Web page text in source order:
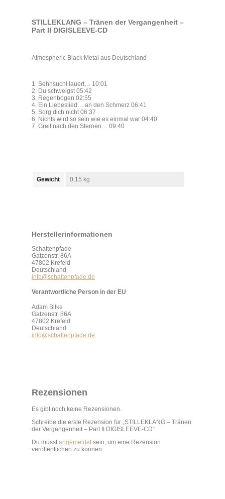
STILLEKLANG – Tr​ä​nen der Vergangenheit –
Part II DIGISLEEVE-CD
Atmospheric Black Metal aus Deutschland
1. Sehnsucht lauert… 10:01
2. Du schweigst 05:42
3. Regenbogen 02:55
4. Ein Liebeslied… an den Schmerz 06:41
5. Sorg dich nicht 06:37
6. Nichts wird so sein wie es einmal war 04:40
7. Greif nach den Sternen… 09:40
Gewicht 0,15 kg
Herstellerinformationen
Schattenpfade
Gatzenstr. 86A
47802 Krefeld
Deutschland
info@schattenpfade.de
Verantwortliche Person in der EU
Adam Bilke
Gatzenstr. 86A
47802 Krefeld
Deutschland
info@schattenpfade.de
Rezensionen
Es gibt noch keine Rezensionen.
Schreibe die erste Rezension für „STILLEKLANG – Tr​ä​nen
der Vergangenheit – Part II DIGISLEEVE-CD“
Du musstangemeldetsein, um eine Rezension
veröffentlichen zu können.